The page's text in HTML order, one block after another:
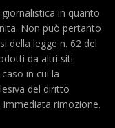
in quanto
Non può pertanto
della legge n. 62 del
da altri siti
in cui la
del diritto
immediata rimozione.